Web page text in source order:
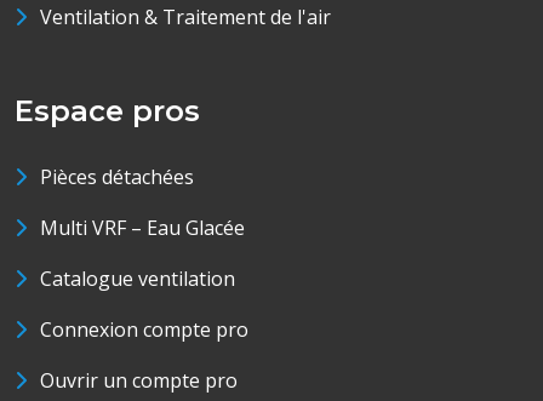
Ventilation & Traitement de l'air
Espace pros
Pièces détachées
Multi VRF – Eau Glacée
Catalogue ventilation
Connexion compte pro
Ouvrir un compte pro